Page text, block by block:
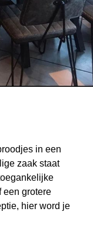
in een
zaak staat
een grotere
hier word je